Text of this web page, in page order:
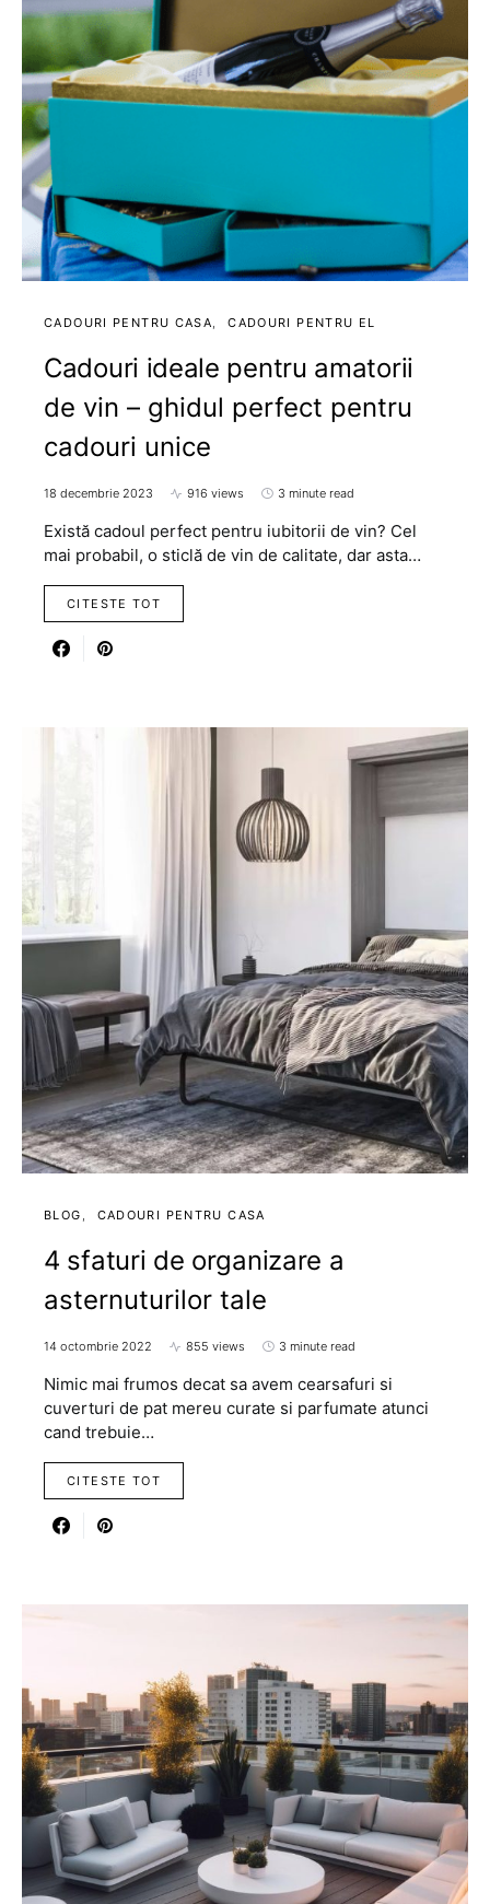
CADOURI PENTRU CASA CADOURI PENTRU EL
Cadouri ideale pentru amatorii
de vin – ghidul perfect pentru
cadouri unice
18 decembrie 2023 916 views 3 minute read
Există cadoul perfect pentru iubitorii de vin? Cel
mai probabil, o sticlă de vin de calitate, dar asta…
CITESTE TOT
BLOG CADOURI PENTRU CASA
4 sfaturi de organizare a
asternuturilor tale
14 octombrie 2022 855 views 3 minute read
Nimic mai frumos decat sa avem cearsafuri si
cuverturi de pat mereu curate si parfumate atunci
cand trebuie…
CITESTE TOT